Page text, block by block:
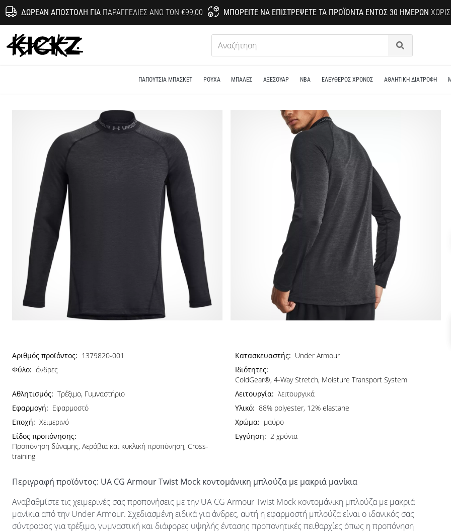
ΔΩΡΕΆΝ ΑΠΟΣΤΟΛΉ ΓΙΑΠΑΡΑΓΓΕΛΊΕΣ ΆΝΩ ΤΩΝ €99,00 ΜΠΟΡΕΊΤΕ ΝΑ ΕΠΙΣΤΡΈΨΕΤΕ ΤΑ ΠΡΟΪΌΝΤΑ ΕΝΤΌΣ 30 ΗΜΕΡΏΝ
KICKZ.gr
Αναζήτηση
ΠΑΠΟΎΤΣΙΑ ΜΠΆΣΚΕΤ ΡΟΎΧΑ ΜΠΑΛΕΣ ΑΞΕΣΟΥΑΡ NBA ΕΛΕΥΘΕΡΟΣ ΧΡΟΝΟΣ ΑΘΛΗΤΙΚΗ ΔΙΑΤΡΟΦΗ
Αριθμός προϊόντος: 1379820-001 Κατασκευαστής: Under Armour
Φύλο: άνδρες
Ιδιότητες:
ColdGear®, 4-Way Stretch, Moisture Transport System
Αθλητισμός: Τρέξιμο, Γυμναστήριο Λειτουργία: λειτουργικά
Εφαρμογή: Εφαρμοστό Υλικό: 88% polyester, 12% elastane
Εποχή: Χειμερινό Χρώμα: μαύρο
Είδος προπόνησης:
Προπόνηση δύναμης, Αερόβια και κυκλική προπόνηση, Cross-
training
Εγγύηση: 2 χρόνια
Περιγραφή προϊόντος: UA CG Armour Twist Mock κοντομάνικη μπλούζα με μακριά μανίκια
Αναβαθμίστε τις χειμερινές σας προπονήσεις με την UA CG Armour Twist Mock κοντομάνικη μπλούζα με μακριά
μανίκια από την Under Armour. Σχεδιασμένη ειδικά για άνδρες, αυτή η εφαρμοστή μπλούζα είναι ο ιδανικός σας
σύντροφος για τρέξιμο, γυμναστική και διάφορες υψηλής έντασης προπονητικές πειθαρχίες όπως η προπόνηση